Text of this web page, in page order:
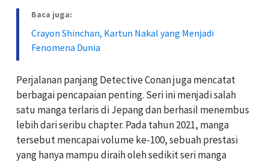
Baca juga:
Crayon Shinchan, Kartun Nakal yang Menjadi
Fenomena Dunia
Perjalanan panjang Detective Conan juga mencatat
berbagai pencapaian penting. Seri ini menjadi salah
satu manga terlaris di Jepang dan berhasil menembus
lebih dari seribu chapter. Pada tahun 2021, manga
tersebut mencapai volume ke-100, sebuah prestasi
yang hanya mampu diraih oleh sedikit seri manga